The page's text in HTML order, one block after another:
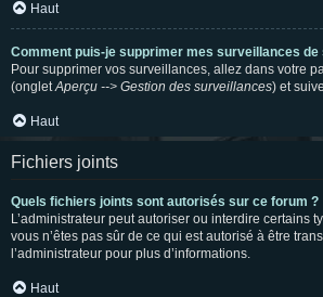
Haut
Comment puis-je supprimer mes surveillances de
Pour supprimer vos surveillances, allez dans votre
(ongletAperçu --> Gestion des surveillances) et
Haut
Fichiers joints
Quels fichiers joints sont autorisés sur ce forum ?
L’administrateur peut autoriser ou interdire certains
vous n’êtes pas sûr de ce qui est autorisé à être
l’administrateur pour plus d’informations.
Haut